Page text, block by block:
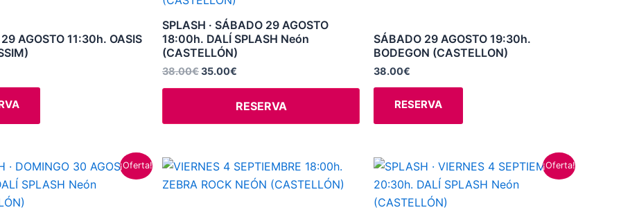
AGOSTO 11:30h. OASIS
variantes.
se
elegir
la
página
SPLASH · SÁBADO 29 AGOSTO
18:00h. DALÍ SPLASH Neón
(CASTELLÓN)
38.00€35.00€
RESERVA
SÁBADO 29 AGOSTO 19:30h.
BODEGON (CASTELLON)
38.00€
RESERVA
variantes.
Las
se
elegir
la
página
¡Oferta!
El
actual
Este
producto
¡Oferta!
El
precio
original
era:
El
actual